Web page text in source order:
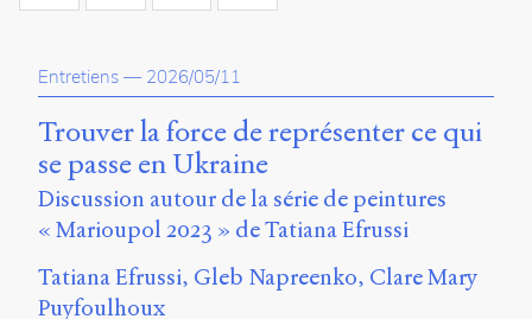
Université
de
Sherbrooke
Campus
de
Longueuil
B1-
150
Pl.
Entretiens — 2026/05/11
Trouver la force de représenter ce qui
se passe en Ukraine
Discussion autour de la série de peintures
« Marioupol 2023 » de Tatiana Efrussi
Tatiana Efrussi Gleb Napreenko Clare Mary
Puyfoulhoux